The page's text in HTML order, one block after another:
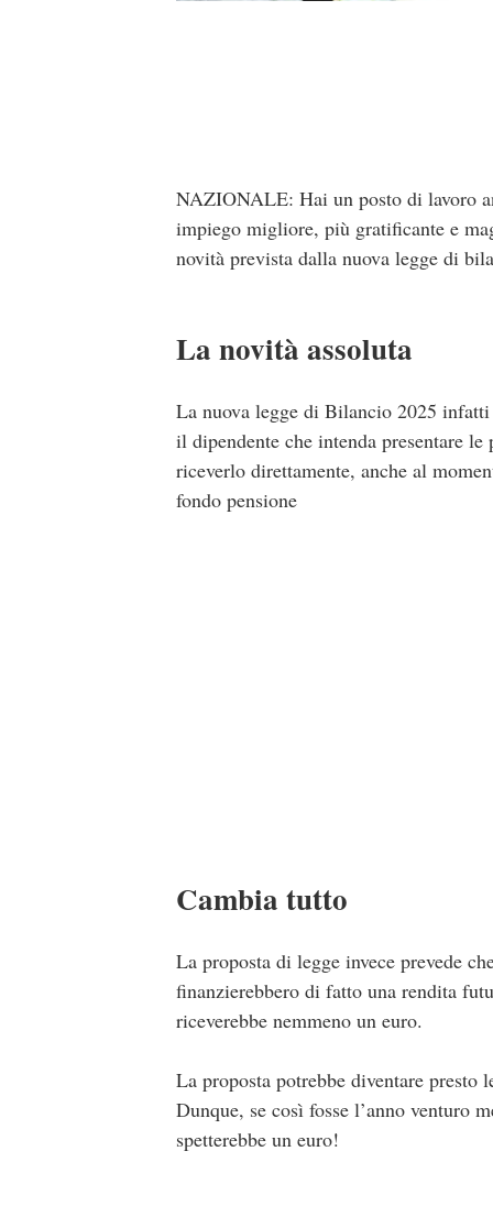
NAZIONALE: Hai un posto di lavoro
impiego migliore, più gratificante e
novità prevista dalla nuova legge di
La novità assoluta
La nuova legge di Bilancio 2025
il dipendente che intenda presentare
riceverlo direttamente, anche al
fondo pensione
Cambia tutto
La proposta di legge invece prevede
finanzierebbero di fatto una rendita
riceverebbe nemmeno un euro.
La proposta potrebbe diventare presto
Dunque, se così fosse l’anno
spetterebbe un euro!